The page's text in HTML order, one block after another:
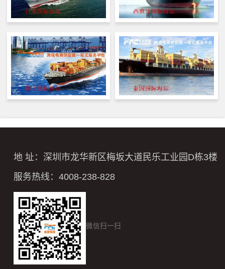
地 址：深圳市龙华新区梅坂大道民乐工业园D栋3楼
服务热线：4008-238-828
微信扫一扫